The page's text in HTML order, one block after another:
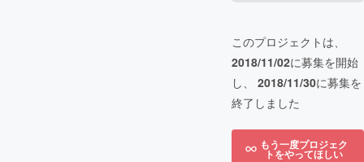
このプロジェクトは、
2018/11/02に募集を開始
し、 2018/11/30に募集を
終了しました
もう一度プロジェク
トをやってほしい